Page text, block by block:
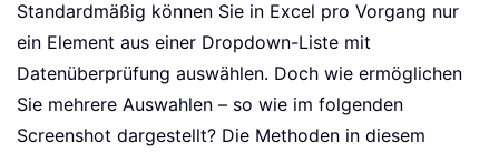
Standardmäßig können Sie in Excel pro Vorgang nur
ein Element aus einer Dropdown-Liste mit
Datenüberprüfung auswählen. Doch wie ermöglichen
Sie mehrere Auswahlen – so wie im folgenden
Screenshot dargestellt? Die Methoden in diesem